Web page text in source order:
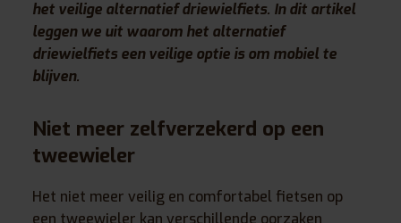
het veilige alternatief driewielfiets. In dit artikel
leggen we uit waarom het alternatief
driewielfiets een veilige optie is om mobiel te
blijven.
Niet meer zelfverzekerd op een
tweewieler
Het niet meer veilig en comfortabel fietsen op
een tweewieler kan verschillende oorzaken